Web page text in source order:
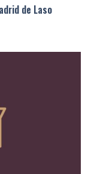
de Laso